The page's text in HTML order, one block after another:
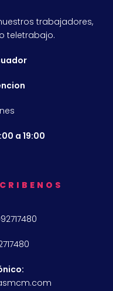
trabajadores,
teletrabajo.
a 19:00